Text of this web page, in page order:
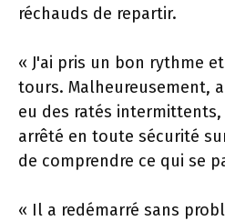
réchauds de repartir.
« J'ai pris un bon rythme
tours. Malheureusement,
eu des ratés
arrêté en toute sécurité
de comprendre ce qui se
« Il a redémarré sans